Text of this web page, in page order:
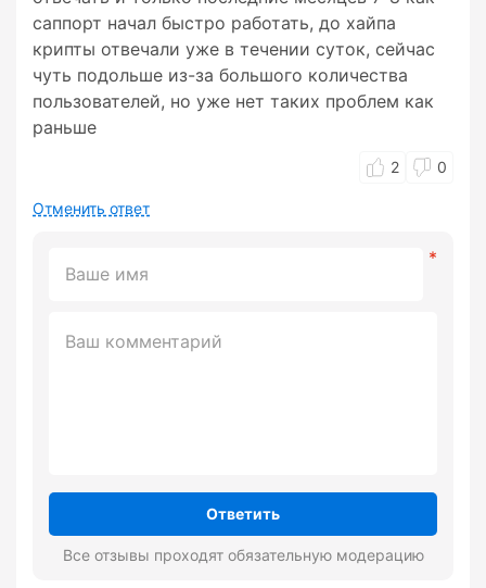
саппорт начал быстро работать, до хайпа
крипты отвечали уже в течении суток, сейчас
чуть подольше из-за большого количества
пользователей, но уже нет таких проблем как
раньше
Отменить ответ
Ответить
Все отзывы проходят обязательную модерацию
2 0